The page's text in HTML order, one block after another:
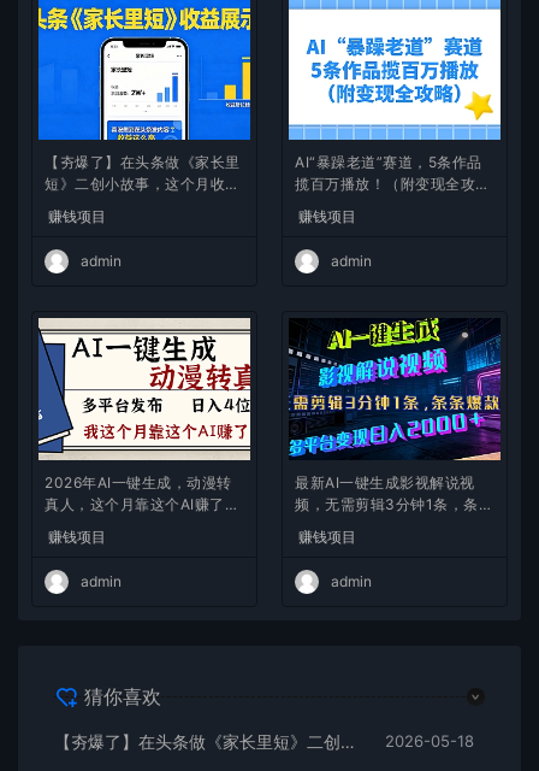
【夯爆了】在头条做《家长里
短》二创小故事，这个月收益
2w+
赚钱项目
admin
AI“暴躁老道”赛道，5条作品
揽百万播放！（附变现全攻
略）
赚钱项目
admin
2026年AI一键生成，动漫转
真人，这个月靠这个AI赚了2
赚钱项目
admin
最新AI一键生成影视解说视
频，无需剪辑3分钟1条，条条
+
赚钱项目
admin
猜你喜欢
【夯爆了】在头条做《家长里短》二创小故事，这个月收益2w+ 2026-05-18